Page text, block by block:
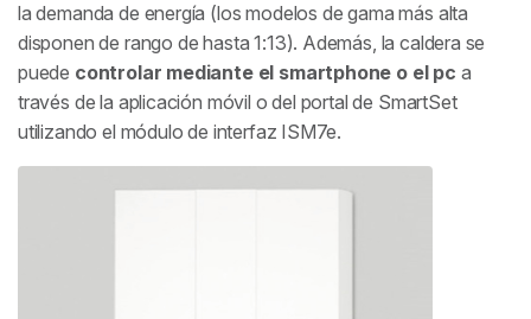
la demanda de energía (los modelos de gama más alta
disponen de rango de hasta 1:13). Además, la caldera se
puede controlar mediante el smartphone o el pc a
través de la aplicación móvil o del portal de SmartSet
utilizando el módulo de interfaz ISM7e.